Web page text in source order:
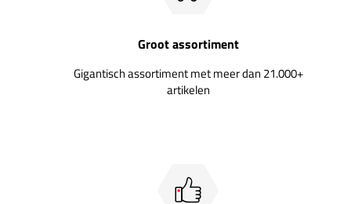
Groot assortiment
Gigantisch assortiment met meer dan 21.000+
artikelen